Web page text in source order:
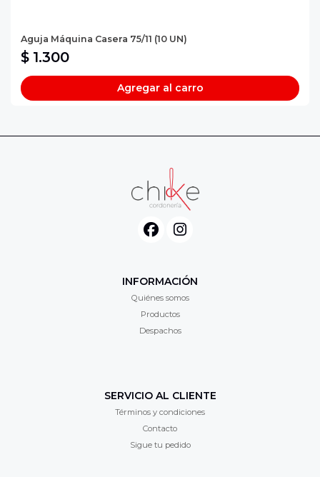
Aguja Máquina Casera 75/11 (10 UN)
$ 1.300
Agregar al carro
INFORMACIÓN
Quiénes somos
Productos
Despachos
SERVICIO AL CLIENTE
Términos y condiciones
Contacto
Sigue tu pedido